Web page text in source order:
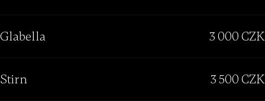
Glabella 3 000 CZK
Stirn 3 500 CZK